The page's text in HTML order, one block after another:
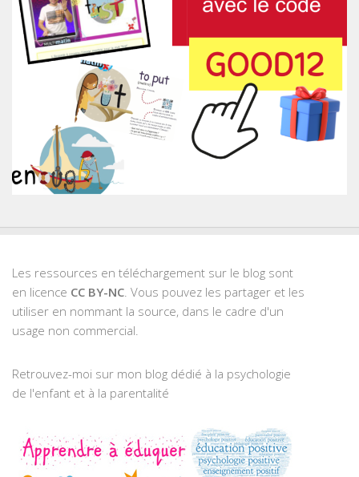
Les ressources en téléchargement sur le blog sont
en licence CC BY-NC. Vous pouvez les partager et les
utiliser en nommant la source, dans le cadre d'un
usage non commercial.
Retrouvez-moi sur mon blog dédié à la psychologie
de l'enfant et à la parentalité